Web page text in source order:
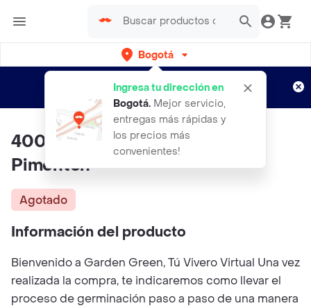
Bogotá
Ingresa tu dirección en
Bogotá. Mejor servicio,
entregas más rápidas y
los precios más
convenientes!
envíos gratis por semanas
Aplican TyC
400 Semillas Orgánicas De
Pimentón
Agotado
Información del producto
Bienvenido a Garden Green, Tú Vivero Virtual Una vez
realizada la compra, te indicaremos como llevar el
proceso de germinación paso a paso de una manera